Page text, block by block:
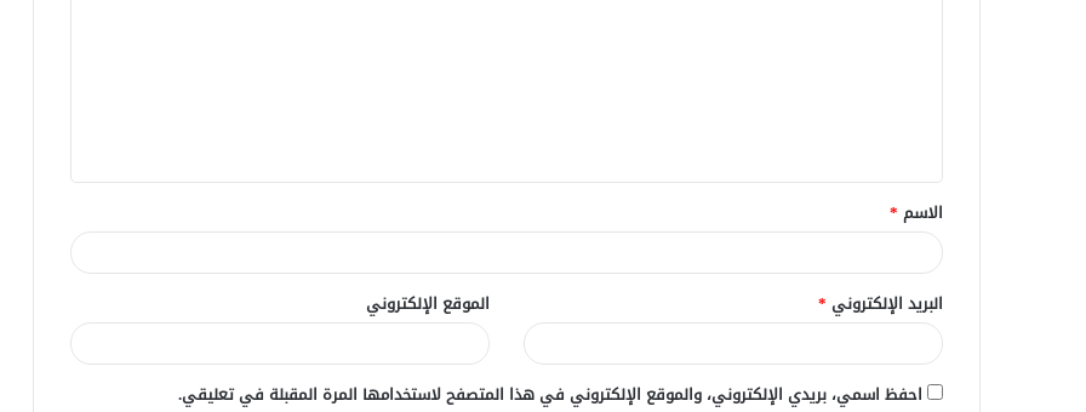
ق
*
الاسم *
البريد الإلكتروني * الموقع الإلكتروني
احفظ اسمي، بريدي الإلكتروني، والموقع الإلكتروني في هذا المتصفح لاستخدامها المرة المقبلة في تعليقي.